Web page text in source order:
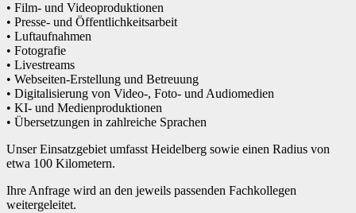
• Film- und Videoproduktionen
• Presse- und Öffentlichkeitsarbeit
• Luftaufnahmen
• Fotografie
• Livestreams
• Webseiten-Erstellung und Betreuung
• Digitalisierung von Video-, Foto- und Audiomedien
• KI- und Medienproduktionen
• Übersetzungen in zahlreiche Sprachen
Unser Einsatzgebiet umfasst Heidelberg sowie einen Radius von
etwa 100 Kilometern.
Ihre Anfrage wird an den jeweils passenden Fachkollegen
weitergeleitet.